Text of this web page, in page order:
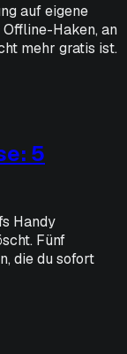
auf eigene
Haken, an
mehr gratis ist.
5
Handy
Fünf
die du sofort